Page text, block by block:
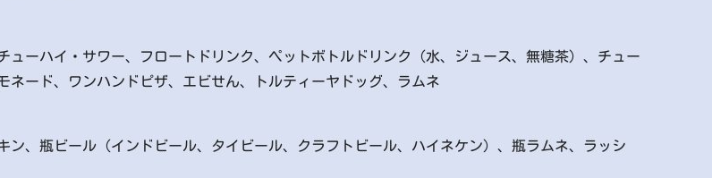
ーハイ・サワー、フロートドリンク、ペットボトルドリンク（水、ジュース、無糖茶）、チュー
ード、ワンハンドピザ、エビせん、トルティーヤドッグ、ラムネ
、瓶ビール（インドビール、タイビール、クラフトビール、ハイネケン）、瓶ラムネ、ラッシ